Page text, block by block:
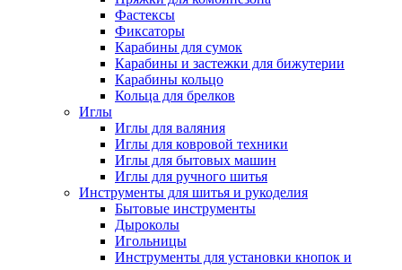
Фастексы
Фиксаторы
Карабины для сумок
Карабины и застежки для бижутерии
Карабины кольцо
Кольца для брелков
Иглы
Иглы для валяния
Иглы для ковровой техники
Иглы для бытовых машин
Иглы для ручного шитья
Инструменты для шитья и рукоделия
Бытовые инструменты
Дыроколы
Игольницы
Инструменты для установки кнопок и